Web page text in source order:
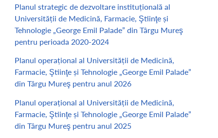
Planul strategic de dezvoltare instituțională al
Universității de Medicină, Farmacie, Ştiinţe și
Tehnologie „George Emil Palade” din Târgu Mureş
pentru perioada 2020-2024
Planul operațional al Universității de Medicină,
Farmacie, Ştiinţe și Tehnologie „George Emil Palade”
din Târgu Mureş pentru anul 2026
Planul operațional al Universității de Medicină,
Farmacie, Ştiinţe și Tehnologie „George Emil Palade”
din Târgu Mureş pentru anul 2025